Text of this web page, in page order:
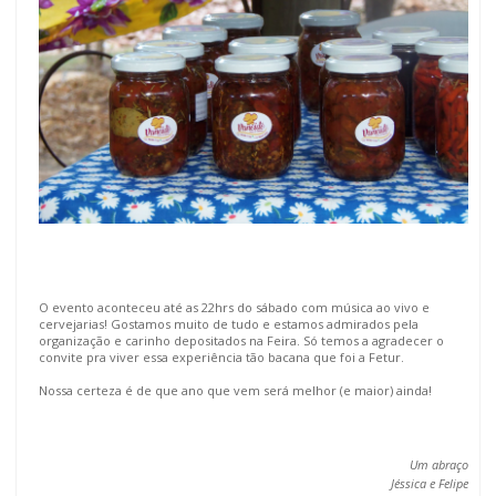
O evento aconteceu até as 22hrs do sábado com música ao vivo e
cervejarias! Gostamos muito de tudo e estamos admirados pela
organização e carinho depositados na Feira. Só temos a agradecer o
convite pra viver essa experiência tão bacana que foi a Fetur.
Nossa certeza é de que ano que vem será melhor (e maior) ainda!
Um abraço
Jéssica e Felipe